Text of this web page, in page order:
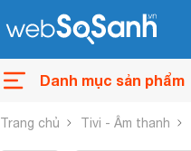
Danh mục sản phẩm
Trang chủ Tivi - Âm thanh